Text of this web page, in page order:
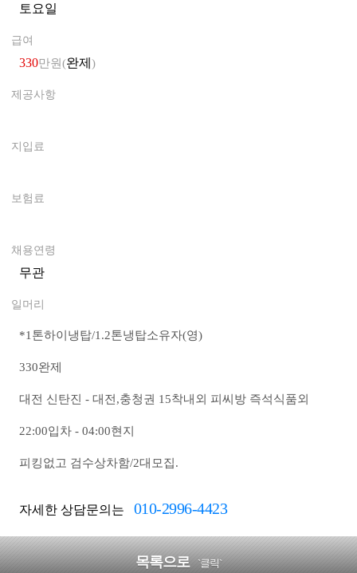
토요일
급여
330만원(완제 )
제공사항
지입료
보험료
채용연령
무관
일머리
*1톤하이냉탑/1.2톤냉탑소유자(영)
330완제
대전 신탄진 - 대전,충청권 15착내외 피씨방 즉석식품외
22:00입차 - 04:00현지
피킹없고 검수상차함/2대모집.
자세한 상담문의는 010-2996-4423
목록으로 `클릭`